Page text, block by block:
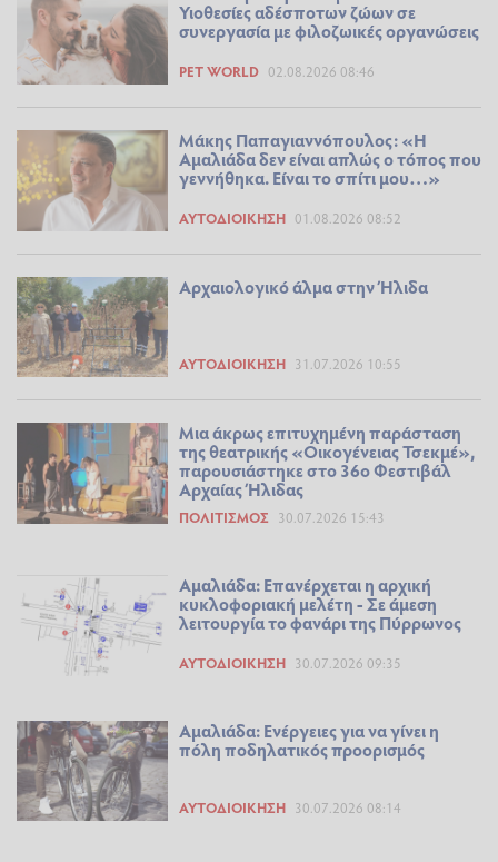
Υιοθεσίες αδέσποτων ζώων σε
συνεργασία με φιλοζωικές οργανώσεις
PET WORLD 02.08.2026 08:46
Μάκης Παπαγιαννόπουλος: «Η
Αμαλιάδα δεν είναι απλώς ο τόπος που
γεννήθηκα. Είναι το σπίτι μου…»
ΑΥΤΟΔΙΟΊΚΗΣΗ 01.08.2026 08:52
Αρχαιολογικό άλμα στην Ήλιδα
ΑΥΤΟΔΙΟΊΚΗΣΗ 31.07.2026 10:55
Μια άκρως επιτυχημένη παράσταση
της θεατρικής «Οικογένειας Τσεκμέ»,
παρουσιάστηκε στο 36ο Φεστιβάλ
Αρχαίας Ήλιδας
ΠΟΛΙΤΙΣΜΌΣ 30.07.2026 15:43
Αμαλιάδα: Επανέρχεται η αρχική
κυκλοφοριακή μελέτη - Σε άμεση
λειτουργία το φανάρι της Πύρρωνος
ΑΥΤΟΔΙΟΊΚΗΣΗ 30.07.2026 09:35
Αμαλιάδα: Ενέργειες για να γίνει η
πόλη ποδηλατικός προορισμός
ΑΥΤΟΔΙΟΊΚΗΣΗ 30.07.2026 08:14